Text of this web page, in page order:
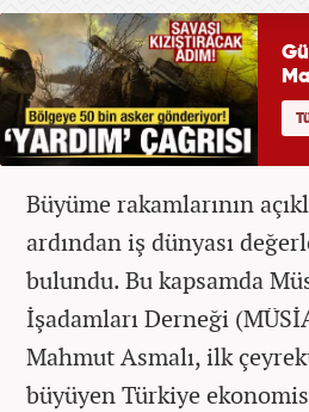
Büyüme rakamlarının
ardından iş dünyası
bulundu. Bu kapsamda
İşadamları Derneği
Mahmut Asmalı, ilk
büyüyen Türkiye